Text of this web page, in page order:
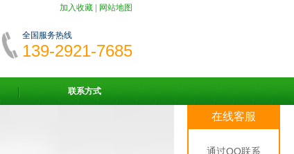
加入收藏 网站地图
全国服务热线
139-2921-7685
联系方式
在线客服
通过QQ联系